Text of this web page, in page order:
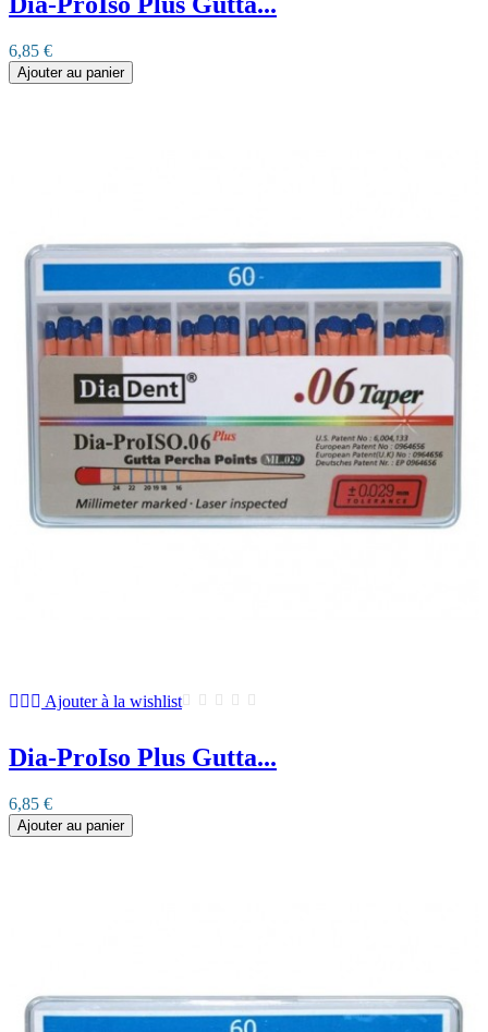
6,85 €
Ajouter au panier
Ajouter à la wishlist
Dia-ProIso Plus Gutta...
6,85 €
Ajouter au panier